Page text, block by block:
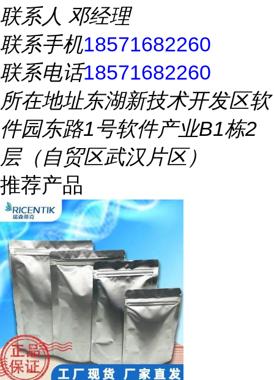
联系人 邓经理
联系手机18571682260
联系电话18571682260
所在地址东湖新技术开发区软
件园东路1号软件产业B1栋2
层（自贸区武汉片区）
推荐产品